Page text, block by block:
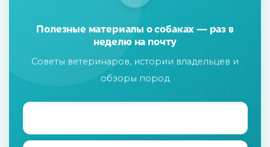
Полезные материалы о собаках — раз в
неделю на почту
Советы ветеринаров, истории владельцев и
обзоры пород